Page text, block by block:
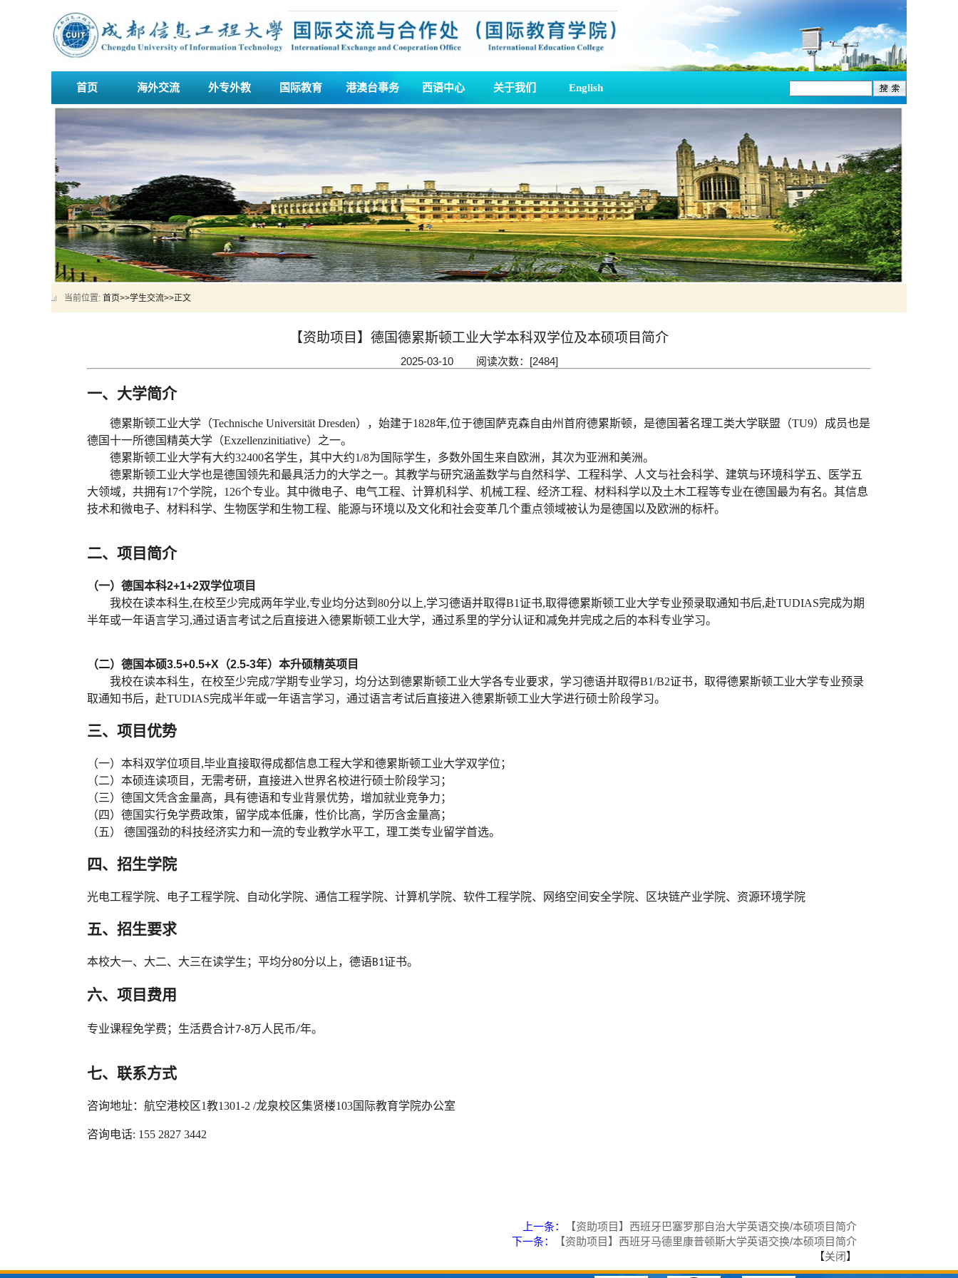
首页 海外交流 外专外教 国际教育 港澳台事务 西语中心 关于我们 English
当前位置: 首页>>学生交流>>正文
【资助项目】德国德累斯顿工业大学本科双学位及本硕项目简介
2025-03-10 阅读次数：[2484]
一、大学简介
德累斯顿工业大学（Technische Universität Dresden） ， 始建于1828年,位于德国萨克森自由州首府德累斯顿，是德国著名理工类大学联盟（TU9）成员也是
德国十一所德国精英大学（Exzellenzinitiative）之一。
德累斯顿工业大学有大约32400名学生，其中大约1/8为国际学生，多数外国生来自欧洲，其次为亚洲和美洲。
德累斯顿工业大学也是德国领先和最具活力的大学之一。其教学与研究涵盖数学与自然科学、工程科学、人文与社会科学、建筑与环境科学五、医学五
大领域，共拥有17个学院，126个专业。其中微电子、电气工程、计算机科学、机械工程、经济工程、材料科学以及土木工程等专业在德国最为有名。其信息
技术和微电子、材料科学、生物医学和生物工程、能源与环境以及文化和社会变革几个重点领域被认为是德国以及欧洲的标杆。
二、 项目 简介
（一） 德国本科2+1+2双学位项目
我校在读本科生,在校至少完成两年学业,专业均分达到 80分以上,学习德语并取得B1证书,取得德累斯顿工业大学专业预录取通知书后,赴TUDIAS完成为期
半年或一年语言学习,通过语言考试之后直接进入德累斯顿工业大学， 通过系里的学分认证和减免并完成之后的本科专业学习。
（二） 德国本硕3.5+0.5+X （2.5-3年） 本升硕精英项目
我校在读本科生， 在校至少完成7学期专业学习， 均分达到德累斯顿工业大学各专业要求， 学习德语并取得B1/B2证书， 取得德累斯顿工业大学专业预录
取通知书后， 赴TUDIAS完成半年或一年语言学习， 通过语言考试后直接进入德累斯顿工业大学进行硕士阶段学习。
三、 项目优势
（一） 本科双学位项目 ,毕业直接取得成都信息工程大学和德累斯顿工业大学双学位 ；
（二） 本硕连读项目 ， 无需考研， 直接进入世界名校进行硕士阶段学习 ；
（三） 德国文凭含金量高，具有德语和专业背景优势，增加就业竞争力；
（四） 德国实行免学费政策，留学成本低廉，性价比高，学历含金量高；
（五）
德国强劲的科技经济实力和一流的专业教学水平工，理工类专业留学首选。
四、 招生学院
光电工程学院、 电子工程学院、 自动化学院、 通信工程学院、 计算机学院、 软件工程学院、 网络空间安全学院、 区块链产业学院、 资源环境学院
五、 招生要求
本校大一、大二、 大三在读学生；平均分80分以上，德语B1证书。
六、 项目费用
专业课程免学费；生活费合计7-8万人民币/年。
七、联系方式
咨询地址：航空港校区1教1301-2 /龙泉校区集贤楼103国际教育学院办公室
咨询电话: 155 2827 3442
上一条：
【资助项目】西班牙巴塞罗那自治大学英语交换/本硕项目简介
下一条：
【资助项目】西班牙马德里康普顿斯大学英语交换/本硕项目简介
【关闭】